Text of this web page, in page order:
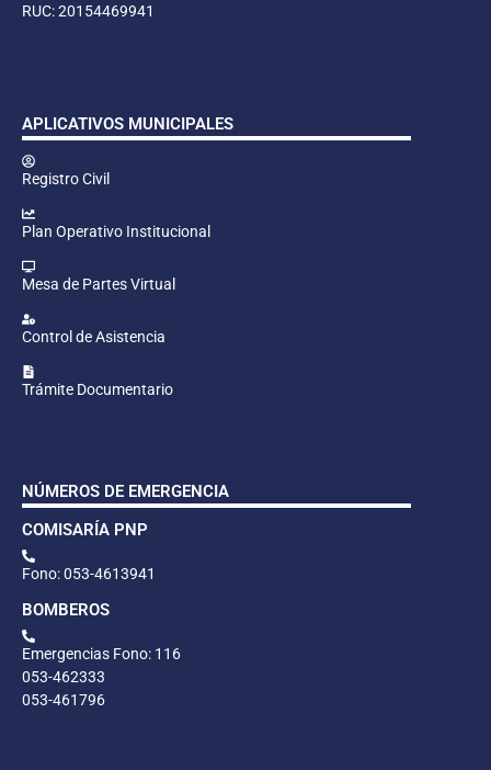
RUC: 20154469941
APLICATIVOS MUNICIPALES
Registro Civil
Plan Operativo Institucional
Mesa de Partes Virtual
Control de Asistencia
Trámite Documentario
NÚMEROS DE EMERGENCIA
COMISARÍA PNP
Fono: 053-4613941
BOMBEROS
Emergencias Fono: 116
053-462333
053-461796